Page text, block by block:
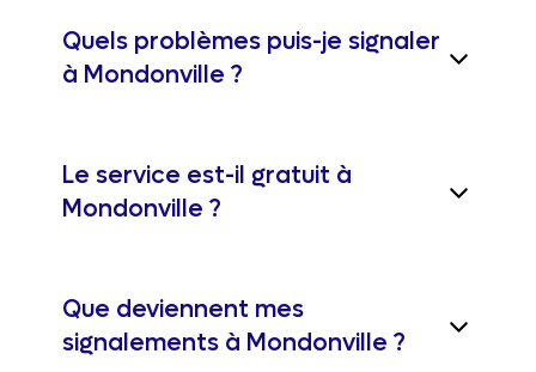
Quels problèmes puis-je signaler
à Mondonville ?
Le service est-il gratuit à
Mondonville ?
Que deviennent mes
signalements à Mondonville ?